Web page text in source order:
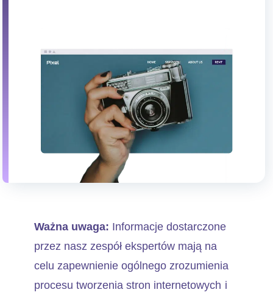
Ważna uwaga: Informacje dostarczone
przez nasz zespół ekspertów mają na
celu zapewnienie ogólnego zrozumienia
procesu tworzenia stron internetowych i